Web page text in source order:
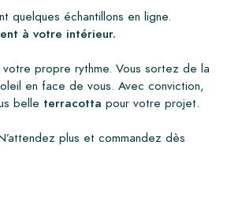
quelques échantillons en ligne.
à votre intérieur.
propre rythme. Vous sortez de la
en face de vous. Avec conviction,
belle terracotta pour votre projet.
plus et commandez dès